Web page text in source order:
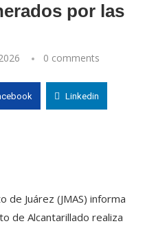
por las
0 comments
Linkedin
de Juárez (JMAS) informa
de Alcantarillado realiza